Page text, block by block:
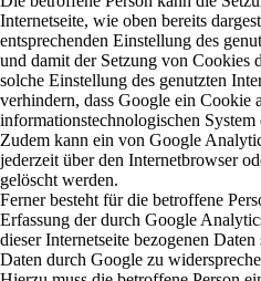
Internetseite, wie oben bereits
entsprechenden Einstellung des
und damit der Setzung von Cookies
solche Einstellung des genutzten
verhindern, dass Google ein Cookie
informationstechnologischen System
Zudem kann ein von Google
jederzeit über den Internetbrowser
gelöscht werden.
Ferner besteht für die betroffene
Erfassung der durch Google
dieser Internetseite bezogenen
Daten durch Google zu